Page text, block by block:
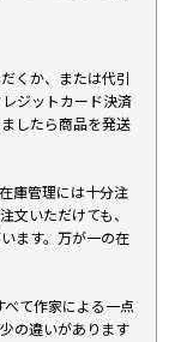
くか、または代引
ジットカード決済
したら商品を発送
庫管理には十分注
文いただけても、
ます。万が一の在
て作家による一点
の違いがあります